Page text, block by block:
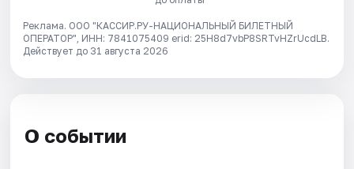
Реклама. ООО "КАССИР.РУ-НАЦИОНАЛЬНЫЙ БИЛЕТНЫЙ
ОПЕРАТОР", ИНН: 7841075409 erid: 25H8d7vbP8SRTvHZrUcdLB.
Действует до 31 августа 2026
О событии